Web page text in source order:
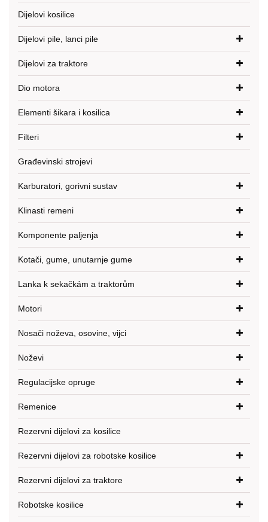
Dijelovi kosilice
Dijelovi pile, lanci pile
Dijelovi za traktore
Dio motora
Elementi šikara i kosilica
Filteri
Građevinski strojevi
Karburatori, gorivni sustav
Klinasti remeni
Komponente paljenja
Kotači, gume, unutarnje gume
Lanka k sekačkám a traktorům
Motori
Nosači noževa, osovine, vijci
Noževi
Regulacijske opruge
Remenice
Rezervni dijelovi za kosilice
Rezervni dijelovi za robotske kosilice
Rezervni dijelovi za traktore
Robotske kosilice